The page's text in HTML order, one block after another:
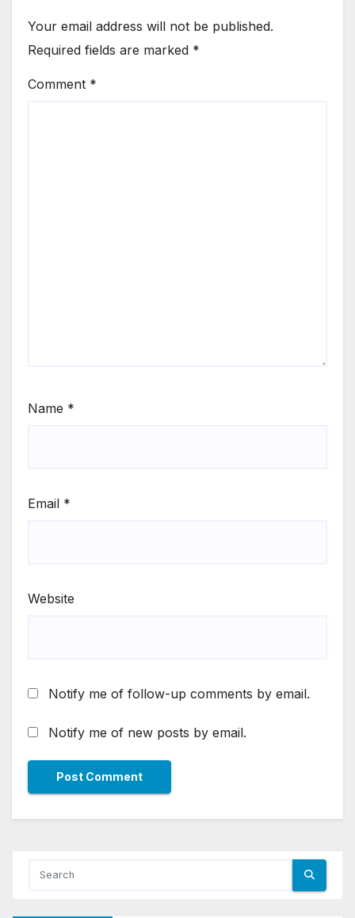
Your email address will not be published.
Required fields are marked *
Comment *
Name *
Email *
Website
Notify me of follow-up comments by email.
Notify me of new posts by email.